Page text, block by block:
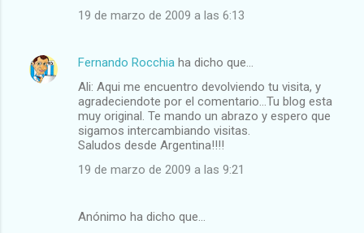
19 de marzo de 2009 a las 6:13
Fernando Rocchia ha dicho que…
Ali: Aqui me encuentro devolviendo tu visita, y
agradeciendote por el comentario...Tu blog esta
muy original. Te mando un abrazo y espero que
sigamos intercambiando visitas.
Saludos desde Argentina!!!!
19 de marzo de 2009 a las 9:21
Anónimo ha dicho que…